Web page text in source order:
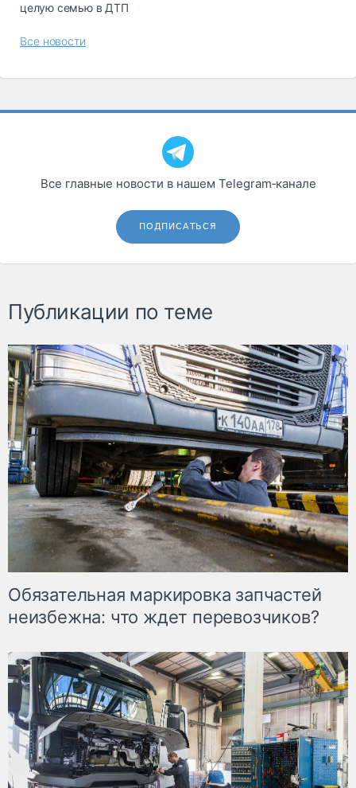
целую семью в ДТП
Все новости
Все главные новости в нашем Telegram‑канале
ПОДПИСАТЬСЯ
Публикации по теме
Обязательная маркировка запчастей
неизбежна: что ждет перевозчиков?